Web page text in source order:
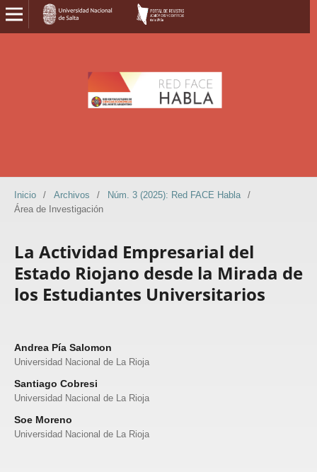
Inicio / Archivos / Núm. 3 (2025): Red FACE Habla
/
Área de Investigación
La Actividad Empresarial del
Estado Riojano desde la Mirada de
los Estudiantes Universitarios
Andrea Pía Salomon
Universidad Nacional de La Rioja
Santiago Cobresi
Universidad Nacional de La Rioja
Soe Moreno
Universidad Nacional de La Rioja